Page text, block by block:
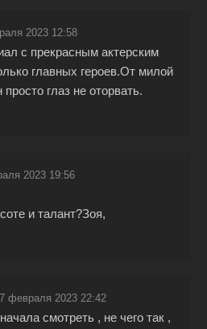
2023 12:58
с прекрасным актерским
главных героев.От милой
глаз не оторвать.
2023 19:56
и талант?Зоя,
февраля 2023 22:42
смотреть , не чего так ,